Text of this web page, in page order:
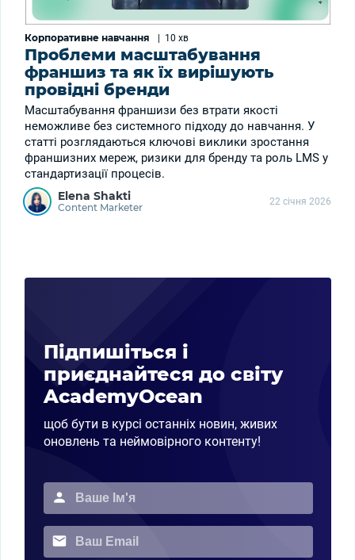
Корпоративне навчання | 10 хв
Проблеми масштабування
франшиз та як їх вирішують
провідні бренди
Масштабування франшизи без втрати якості
неможливе без системного підходу до навчання. У
статті розглядаються ключові виклики зростання
франшизних мереж, ризики для бренду та роль LMS у
стандартизації процесів.
Elena Shakti
Content Marketer 22 січня 2026
Підпишіться і
приєднайтеся до світу
AcademyOcean
щоб бути в курсі останніх новин, живих
оновлень та неймовірного контенту!